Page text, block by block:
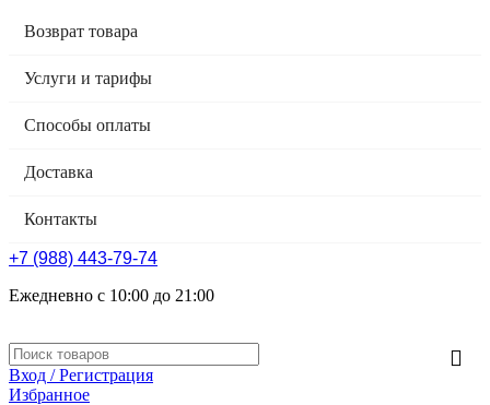
Возврат товара
Услуги и тарифы
Способы оплаты
Доставка
Контакты
+7 (988) 443-79-74
Ежедневно с 10:00 до 21:00
Вход / Регистрация
Избранное